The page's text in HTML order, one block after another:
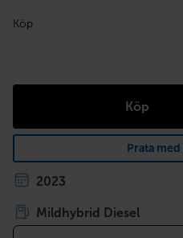
Köp
Köp
Prata
2023
Mildhybrid Diesel